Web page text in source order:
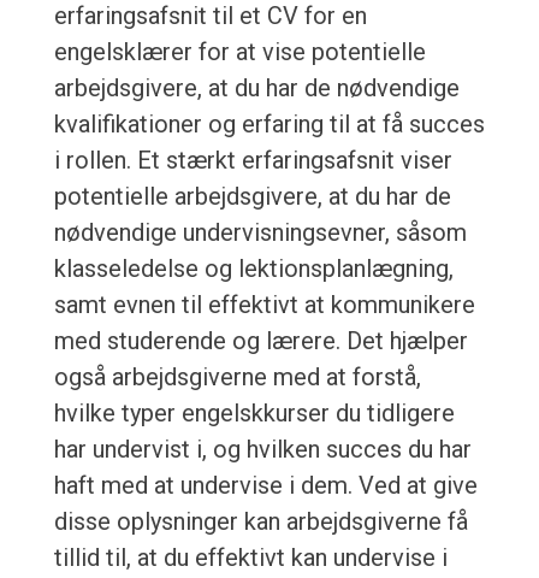
erfaringsafsnit til et CV for en
engelsklærer for at vise potentielle
arbejdsgivere, at du har de nødvendige
kvalifikationer og erfaring til at få succes
i rollen. Et stærkt erfaringsafsnit viser
potentielle arbejdsgivere, at du har de
nødvendige undervisningsevner, såsom
klasseledelse og lektionsplanlægning,
samt evnen til effektivt at kommunikere
med studerende og lærere. Det hjælper
også arbejdsgiverne med at forstå,
hvilke typer engelskkurser du tidligere
har undervist i, og hvilken succes du har
haft med at undervise i dem. Ved at give
disse oplysninger kan arbejdsgiverne få
tillid til, at du effektivt kan undervise i